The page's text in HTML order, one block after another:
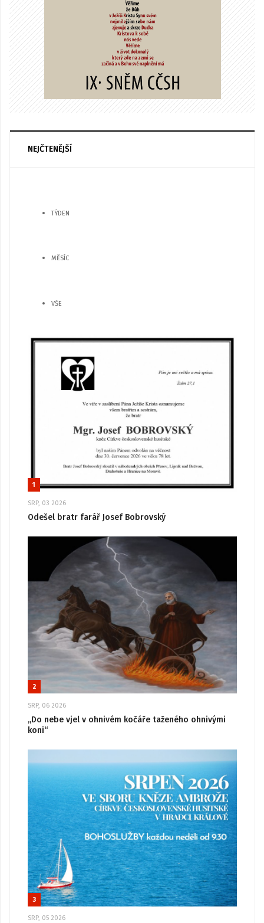
NEJČTENĚJŠÍ
TÝDEN
MĚSÍC
VŠE
1
SRP, 03 2026
Odešel bratr farář Josef Bobrovský
2
SRP, 06 2026
„Do nebe vjel v ohnivém kočáře taženého ohnivými
koni“
3
SRP, 05 2026